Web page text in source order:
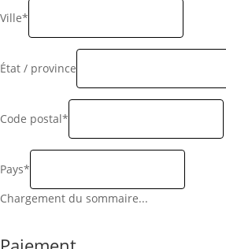
Ville*
État / province
Code postal*
Pays*
Chargement du sommaire...